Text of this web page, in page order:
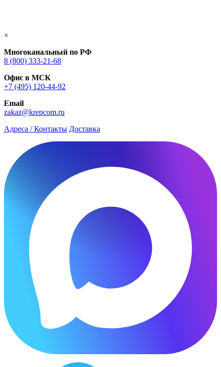
×
Многоканальный по РФ
8 (800) 333‑21-68
Офис в МСК
+7 (495) 120-44-92
Email
zakaz@krepcom.ru
Адреса / Контакты Доставка